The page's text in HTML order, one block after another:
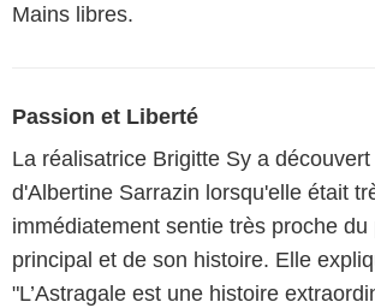
Mains libres.
Passion et Liberté
La réalisatrice Brigitte Sy a
d'Albertine Sarrazin lorsqu'elle était
immédiatement sentie très proche du
principal et de son histoire. Elle
"L’Astragale est une histoire